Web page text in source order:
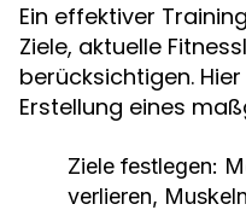
Ein effektiver
Ziele, aktuelle
berücksichtigen.
Erstellung eines
Ziele festlegen:
verlieren,